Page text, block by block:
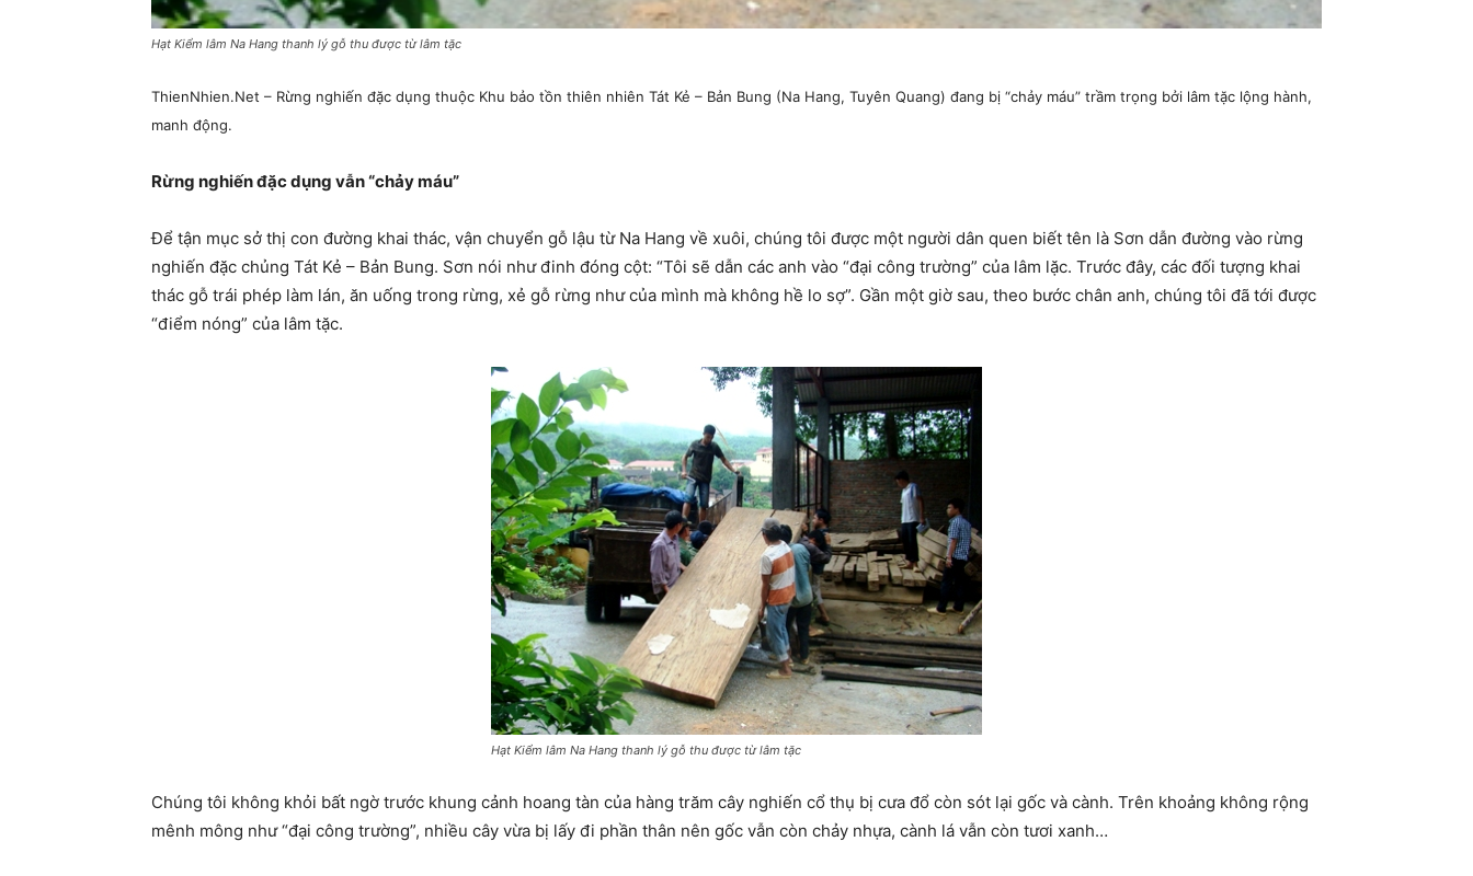
Hạt Kiểm lâm Na Hang thanh lý gỗ thu được từ lâm tặc
ThienNhien.Net – Rừng nghiến đặc dụng thuộc Khu bảo tồn thiên nhiên Tát Kẻ – Bản Bung (Na Hang, Tuyên Quang) đang bị “chảy máu” trầm trọng bởi lâm tặc lộng hành,
manh động.
Rừng nghiến đặc dụng vẫn “chảy máu”
Để tận mục sở thị con đường khai thác, vận chuyển gỗ lậu từ Na Hang về xuôi, chúng tôi được một người dân quen biết tên là Sơn dẫn đường vào rừng
nghiến đặc chủng Tát Kẻ – Bản Bung. Sơn nói như đinh đóng cột: “Tôi sẽ dẫn các anh vào “đại công trường” của lâm lặc. Trước đây, các đối tượng khai
thác gỗ trái phép làm lán, ăn uống trong rừng, xẻ gỗ rừng như của mình mà không hề lo sợ”. Gần một giờ sau, theo bước chân anh, chúng tôi đã tới được
“điểm nóng” của lâm tặc.
Hạt Kiểm lâm Na Hang thanh lý gỗ thu được từ lâm tặc
Chúng tôi không khỏi bất ngờ trước khung cảnh hoang tàn của hàng trăm cây nghiến cổ thụ bị cưa đổ còn sót lại gốc và cành. Trên khoảng không rộng
mênh mông như “đại công trường”, nhiều cây vừa bị lấy đi phần thân nên gốc vẫn còn chảy nhựa, cành lá vẫn còn tươi xanh…